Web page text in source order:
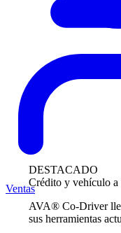
DESTACADO
Crédito y vehículo a
AVA® Co-Driver
sus herramientas
Ventas